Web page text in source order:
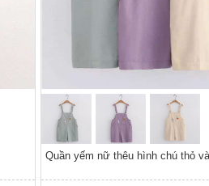
Quần yếm nữ thêu hình chú thỏ